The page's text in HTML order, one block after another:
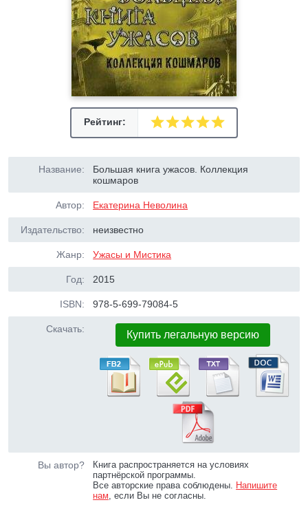
Рейтинг:
Название:
Большая книга ужасов. Коллекция
кошмаров
Автор: Екатерина Неволина
Издательство: неизвестно
Жанр: Ужасы и Мистика
Год: 2015
ISBN: 978-5-699-79084-5
Скачать: Купить легальную версию
Вы автор?
Книга распространяется на условиях
партнёрской программы.
Все авторские права соблюдены. Напишите
нам, если Вы не согласны.